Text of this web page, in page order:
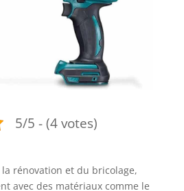
5/5 - (4 votes)
rénovation et du bricolage,
avec des matériaux comme le